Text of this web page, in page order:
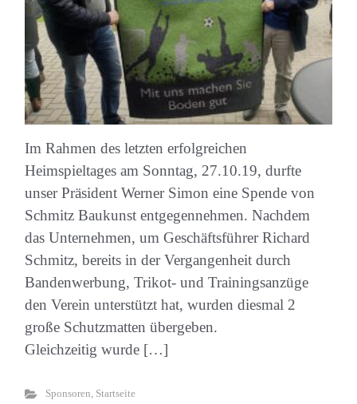
Im Rahmen des letzten erfolgreichen
Heimspieltages am Sonntag, 27.10.19, durfte
unser Präsident Werner Simon eine Spende von
Schmitz Baukunst entgegennehmen. Nachdem
das Unternehmen, um Geschäftsführer Richard
Schmitz, bereits in der Vergangenheit durch
Bandenwerbung, Trikot- und Trainingsanzüge
den Verein unterstützt hat, wurden diesmal 2
große Schutzmatten übergeben.
Gleichzeitig wurde […]
Sponsoren Startseite